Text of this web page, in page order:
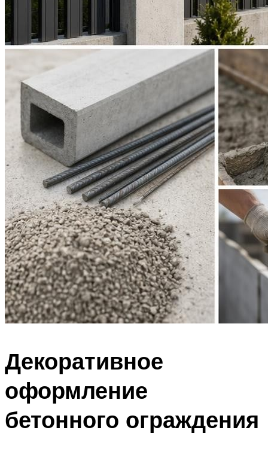
Декоративное
оформление
бетонного ограждения